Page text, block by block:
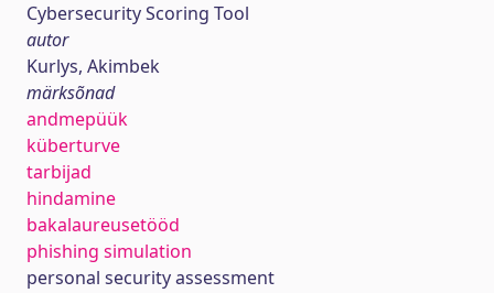
Cybersecurity Scoring Tool
autor
Kurlys, Akimbek
märksõnad
andmepüük
küberturve
tarbijad
hindamine
bakalaureusetööd
phishing simulation
personal security assessment